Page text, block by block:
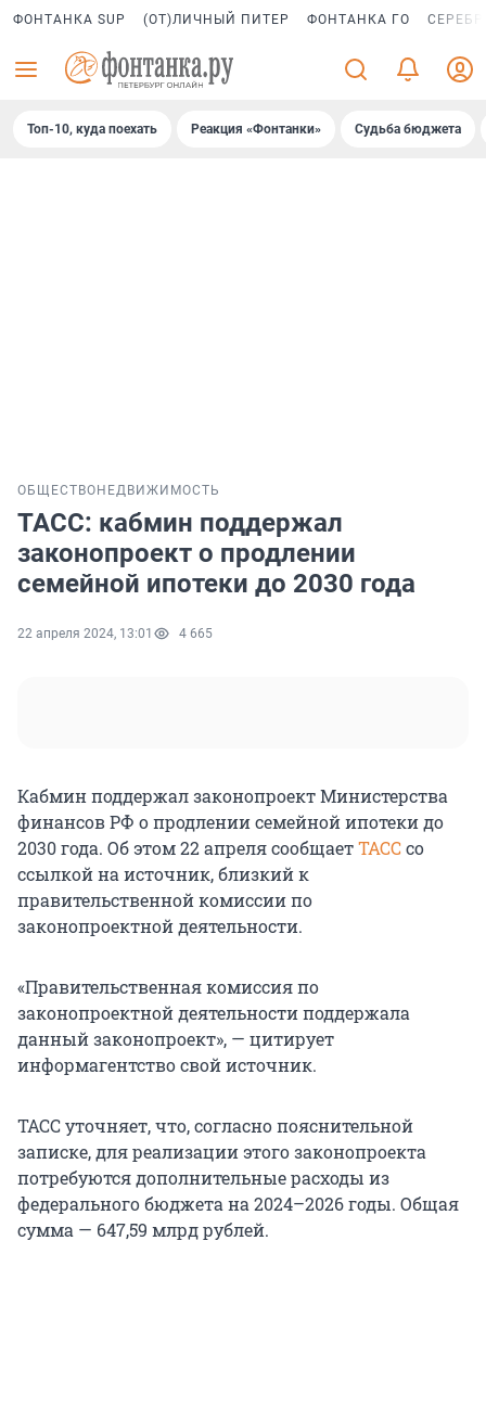
ФОНТАНКА SUP (ОТ)ЛИЧНЫЙ ПИТЕР ФОНТАНКА ГО
Топ-10, куда поехать Реакция «Фонтанки» Судьба бюджета
ОБЩЕСТВО НЕДВИЖИМОСТЬ
ТАСС: кабмин поддержал
законопроект о продлении
семейной ипотеки до 2030 года
22 апреля 2024, 13:01 4 665
Кабмин поддержал законопроект Министерства
финансов РФ о продлении семейной ипотеки до
2030 года. Об этом 22 апреля сообщаетТАССсо
ссылкой на источник, близкий к
правительственной комиссии по
законопроектной деятельности.
«Правительственная комиссия по
законопроектной деятельности поддержала
данный законопроект», — цитирует
информагентство свой источник.
ТАСС уточняет, что, согласно пояснительной
записке, для реализации этого законопроекта
потребуются дополнительные расходы из
федерального бюджета на 2024–2026 годы. Общая
сумма — 647,59 млрд рублей.